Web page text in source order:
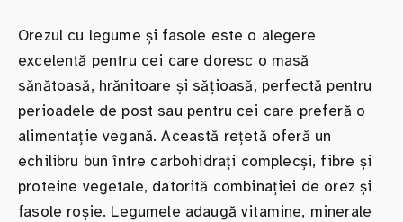
Orezul cu legume și fasole este o alegere
excelentă pentru cei care doresc o masă
sănătoasă, hrănitoare și sățioasă, perfectă pentru
perioadele de post sau pentru cei care preferă o
alimentație vegană. Această rețetă oferă un
echilibru bun între carbohidrați complecși, fibre și
proteine vegetale, datorită combinației de orez și
fasole roșie. Legumele adaugă vitamine, minerale